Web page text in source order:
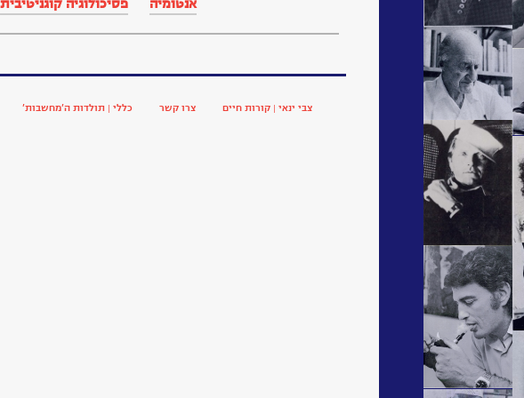
אנטומיה פסיכולוגיה קוגניטיבית
צבי ינאי | קורות חיים צרו קשר כללי | תולדות ה’מחשבות’